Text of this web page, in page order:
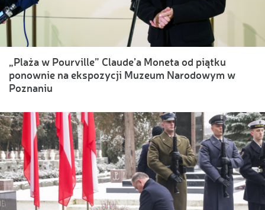
„Plaża w Pourville” Claude’a Moneta od piątku
ponownie na ekspozycji Muzeum Narodowym w
Poznaniu